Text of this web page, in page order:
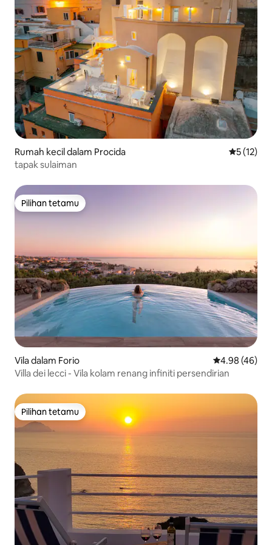
Rumah kecil dalam Procida
5 (12)
tapak sulaiman
Pilihan tetamu
Pilihan tetamu
Vila dalam Forio Penarafan
4.98 (46)
Villa dei lecci - Vila kolam renang infiniti persendirian
Pilihan tetamu
Pilihan tetamu